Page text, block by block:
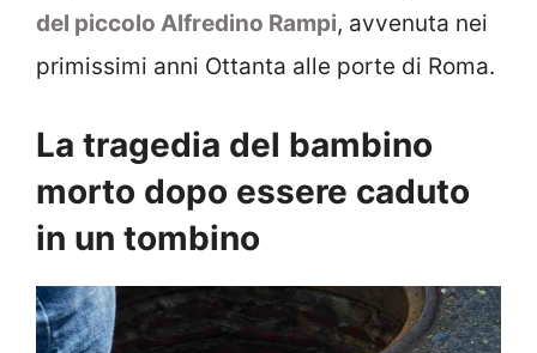
del piccolo Alfredino Rampi, avvenuta nei
primissimi anni Ottanta alle porte di Roma.
La tragedia del bambino
morto dopo essere caduto
in un tombino